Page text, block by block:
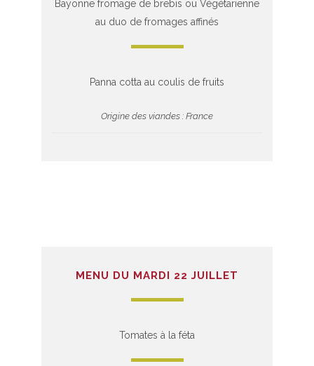
Bayonne fromage de brebis ou Végétarienne
au duo de fromages affinés
Panna cotta au coulis de fruits
Origine des viandes : France
MENU DU MARDI 22 JUILLET
Tomates à la féta